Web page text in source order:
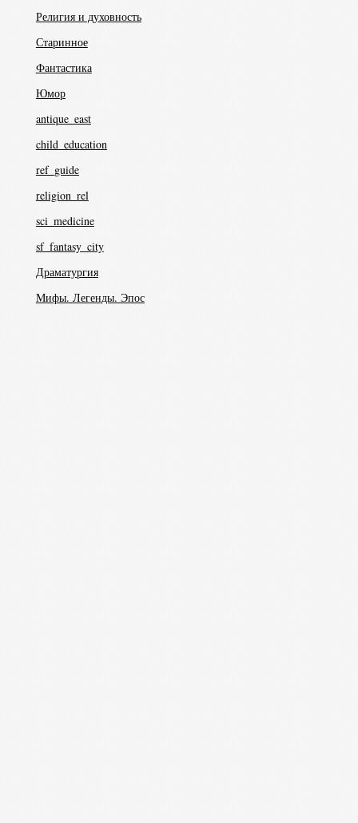
Религия и духовность
Старинное
Фантастика
Юмор
antique_east
child_education
ref_guide
religion_rel
sci_medicine
sf_fantasy_city
Драматургия
Мифы. Легенды. Эпос